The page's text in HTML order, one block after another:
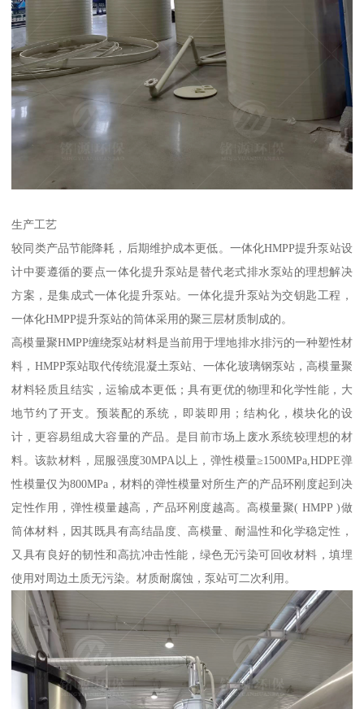
生产工艺
较同类产品节能降耗，后期维护成本更低。一体化HMPP提升泵站设
计中要遵循的要点一体化提升泵站是替代老式排水泵站的理想解决
方案，是集成式一体化提升泵站。一体化提升泵站为交钥匙工程，
一体化HMPP提升泵站的筒体采用的聚三层材质制成的。
高模量聚HMPP缠绕泵站材料是当前用于埋地排水排污的一种塑性材
料，HMPP泵站取代传统混凝土泵站、一体化玻璃钢泵站，高模量聚
材料轻质且结实，运输成本更低；具有更优的物理和化学性能，大
地节约了开支。预装配的系统，即装即用；结构化，模块化的设
计，更容易组成大容量的产品。是目前市场上废水系统较理想的材
料。该款材料，屈服强度30MPA以上，弹性模量≥1500MPa,HDPE弹
性模量仅为800MPa，材料的弹性模量对所生产的产品环刚度起到决
定性作用，弹性模量越高，产品环刚度越高。高模量聚( HMPP )做
筒体材料，因其既具有高结晶度、高模量、耐温性和化学稳定性，
又具有良好的韧性和高抗冲击性能，绿色无污染可回收材料，填埋
使用对周边土质无污染。材质耐腐蚀，泵站可二次利用。